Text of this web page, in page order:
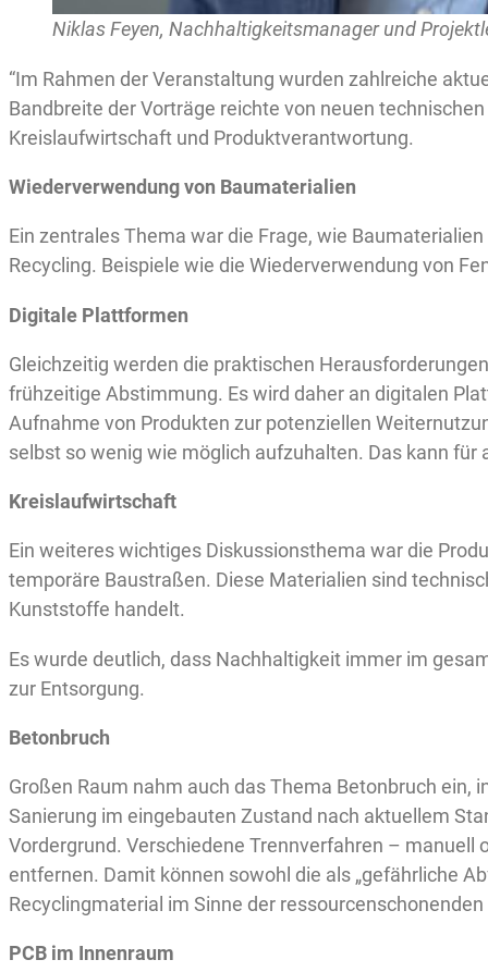
Niklas Feyen, Nachhaltigkeitsmanager und
“Im Rahmen der Veranstaltung wurden zahlreiche
Bandbreite der Vorträge reichte von neuen
Kreislaufwirtschaft und Produktverantwortung.
Wiederverwendung von Baumaterialien
Ein zentrales Thema war die Frage, wie
Recycling. Beispiele wie die Wiederverwendung von
Digitale Plattformen
Gleichzeitig werden die praktischen
frühzeitige Abstimmung. Es wird daher an digitalen
Aufnahme von Produkten zur potenziellen
selbst so wenig wie möglich aufzuhalten. Das kann
Kreislaufwirtschaft
Ein weiteres wichtiges Diskussionsthema war die
temporäre Baustraßen. Diese Materialien sind
Kunststoffe handelt.
Es wurde deutlich, dass Nachhaltigkeit immer im
zur Entsorgung.
Betonbruch
Großen Raum nahm auch das Thema Betonbruch
Sanierung im eingebauten Zustand nach aktuellem
Vordergrund. Verschiedene Trennverfahren –
entfernen. Damit können sowohl die als „gefährliche
Recyclingmaterial im Sinne der
PCB im Innenraum